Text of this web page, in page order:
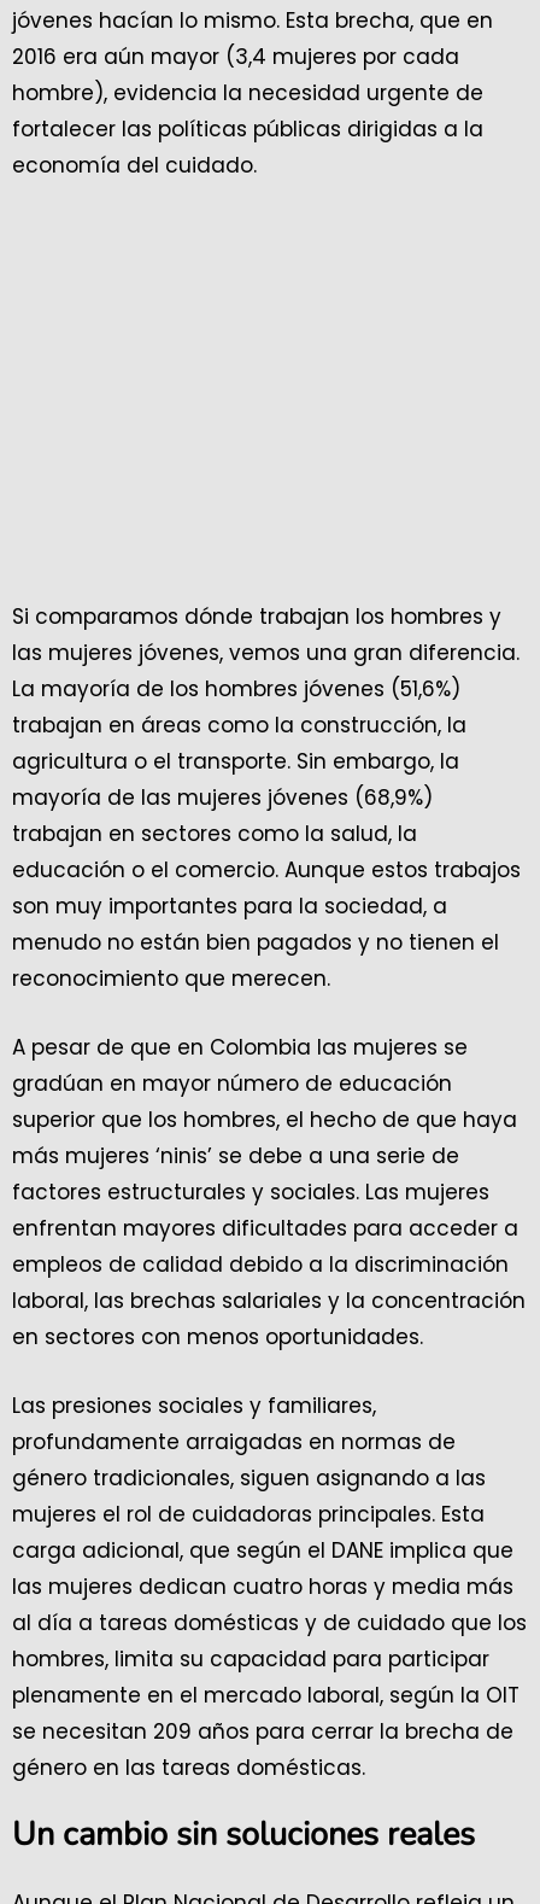
jóvenes hacían lo mismo. Esta brecha, que en
2016 era aún mayor (3,4 mujeres por cada
hombre), evidencia la necesidad urgente de
fortalecer las políticas públicas dirigidas a la
economía del cuidado.
Si comparamos dónde trabajan los hombres y
las mujeres jóvenes, vemos una gran diferencia.
La mayoría de los hombres jóvenes (51,6%)
trabajan en áreas como la construcción, la
agricultura o el transporte. Sin embargo, la
mayoría de las mujeres jóvenes (68,9%)
trabajan en sectores como la salud, la
educación o el comercio. Aunque estos trabajos
son muy importantes para la sociedad, a
menudo no están bien pagados y no tienen el
reconocimiento que merecen.
A pesar de que en Colombia las mujeres se
gradúan en mayor número de educación
superior que los hombres, el hecho de que haya
más mujeres ‘ninis’ se debe a una serie de
factores estructurales y sociales. Las mujeres
enfrentan mayores dificultades para acceder a
empleos de calidad debido a la discriminación
laboral, las brechas salariales y la concentración
en sectores con menos oportunidades.
Las presiones sociales y familiares,
profundamente arraigadas en normas de
género tradicionales, siguen asignando a las
mujeres el rol de cuidadoras principales. Esta
carga adicional, que según el DANE implica que
las mujeres dedican cuatro horas y media más
al día a tareas domésticas y de cuidado que los
hombres, limita su capacidad para participar
plenamente en el mercado laboral, según la OIT
se necesitan 209 años para cerrar la brecha de
género en las tareas domésticas.
Un cambio sin soluciones reales